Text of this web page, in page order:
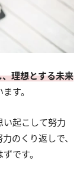
理想とする未来
す。
い起こして努力
のくり返しで、
です。